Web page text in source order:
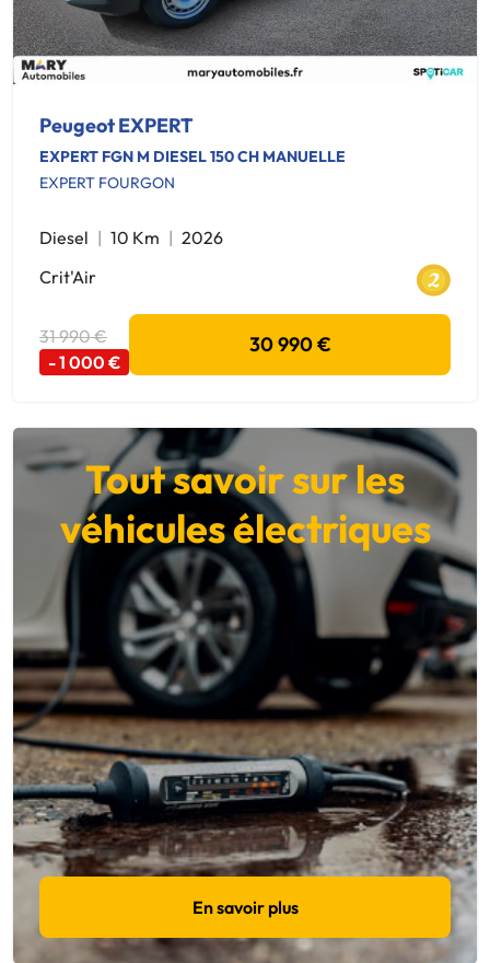
Peugeot EXPERT
EXPERT FGN M DIESEL 150 CH MANUELLE
EXPERT FOURGON
Diesel 10 Km
2026
Crit'Air
31 990 €
- 1 000 €
30 990 €
Tout savoir sur les
véhicules électriques
En savoir plus